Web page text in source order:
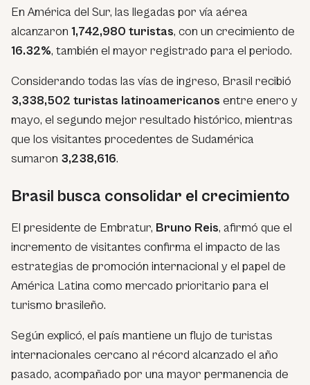
En América del Sur, las llegadas por vía aérea
alcanzaron 1,742,980 turistas, con un crecimiento de
16.32%, también el mayor registrado para el periodo.
Considerando todas las vías de ingreso, Brasil recibió
3,338,502 turistas latinoamericanos entre enero y
mayo, el segundo mejor resultado histórico, mientras
que los visitantes procedentes de Sudamérica
sumaron 3,238,616.
Brasil busca consolidar el crecimiento
El presidente de Embratur, Bruno Reis, afirmó que el
incremento de visitantes confirma el impacto de las
estrategias de promoción internacional y el papel de
América Latina como mercado prioritario para el
turismo brasileño.
Según explicó, el país mantiene un flujo de turistas
internacionales cercano al récord alcanzado el año
pasado, acompañado por una mayor permanencia de